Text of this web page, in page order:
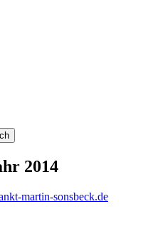
2014
martin-sonsbeck.de